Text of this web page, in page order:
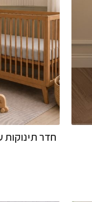
חדר תינוקות